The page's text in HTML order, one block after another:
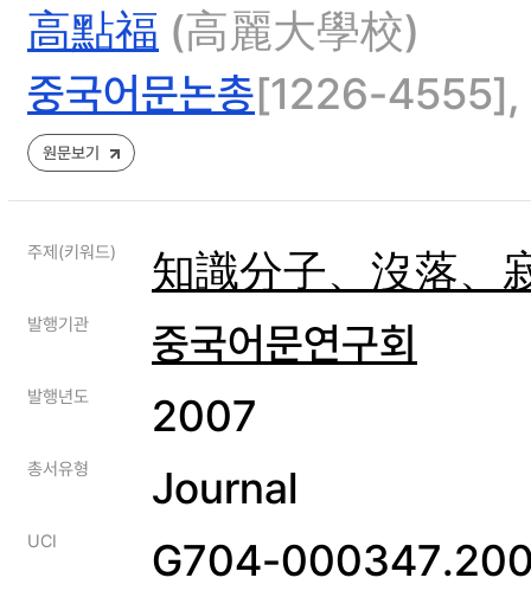
高點福 (高麗大學校)
중국어문논총[1226-
원문보기
주제(키워드) 知識分子、沒落、
발행기관 중국어문연구회
발행년도 2007
총서유형 Journal
UCI G704-